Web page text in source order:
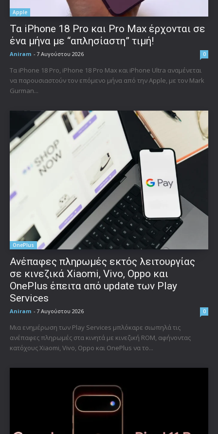
Apple
Τα iPhone 18 Pro και Pro Max έρχονται σε
ένα μήνα με “απλησίαστη” τιμή!
Aniram - 7 Αυγούστου 2026 0
Τα iPhone 18 Pro, iPhone 18 Pro Max και iPhone Ultra αναμένεται
να παρουσιαστούν τον επόμενο μήνα από την Apple, με τον Mark
Gurman...
OnePlus
Ανέπαφες πληρωμές εκτός λειτουργίας
σε κινεζικά Xiaomi, Vivo, Oppo και
OnePlus έπειτα από update των Play
Services
Aniram - 7 Αυγούστου 2026 0
Μια ενημέρωση των Play Services μπλόκαρε σιωπηλά τις
ανέπαφες πληρωμές στα κινητά με κινεζική ROM, αφήνοντας
κατόχους Xiaomi, Vivo, Oppo και OnePlus να το...